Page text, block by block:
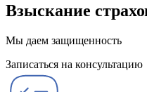
Взыскание
Мы даем защищенность
Записаться на консультацию